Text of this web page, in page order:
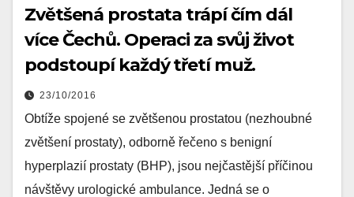
Zvětšená prostata trápí čím dál
více Čechů. Operaci za svůj život
podstoupí každý třetí muž.
23/10/2016
Obtíže spojené se zvětšenou prostatou (nezhoubné
zvětšení prostaty), odborně řečeno s benigní
hyperplazií prostaty (BHP), jsou nejčastější příčinou
návštěvy urologické ambulance. Jedná se o